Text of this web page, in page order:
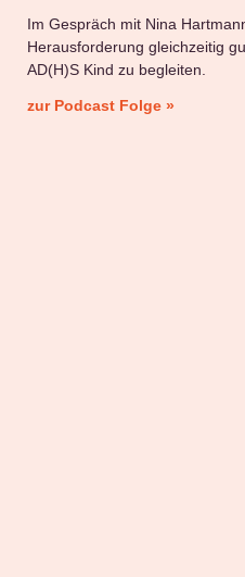
Im Gespräch mit Nina
Herausforderung gleichzeitig
AD(H)S Kind zu begleiten.
zur Podcast Folge »